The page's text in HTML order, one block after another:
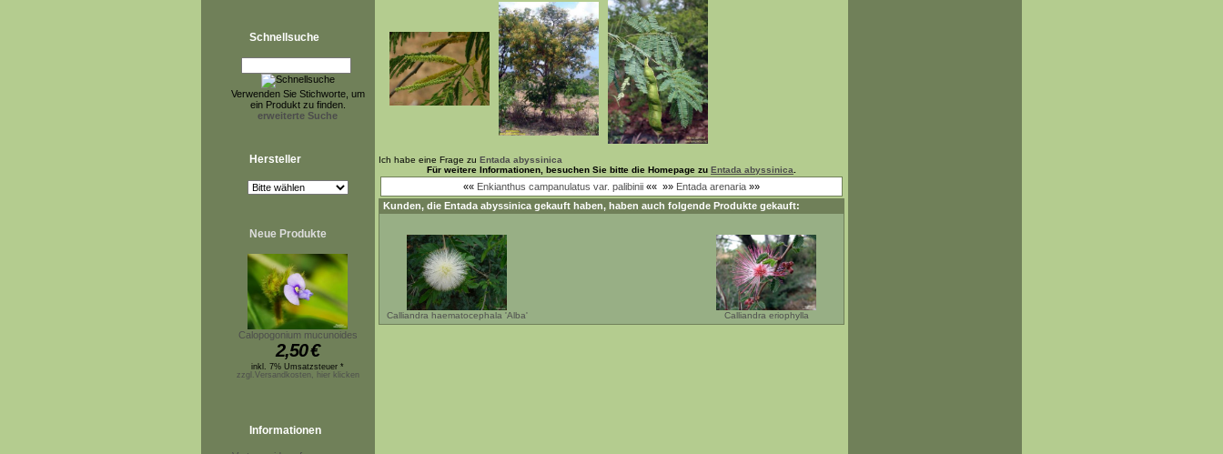
Schnellsuche
Verwenden Sie Stichworte, um
ein Produkt zu finden.
erweiterte Suche
Hersteller
Neue Produkte
Calopogonium mucunoides
2,50€
inkl. 7% Umsatzsteuer *
zzgl.Versandkosten, hier klicken
Informationen
Ich habe eine Frage zu Entada abyssinica
Für weitere Informationen, besuchen Sie bitte die Homepage zu Entada abyssinica
«« Enkianthus campanulatus var. palibinii «« »» Entada arenaria »»
Kunden, die Entada abyssinica gekauft haben, haben auch folgende Produkte gekauft:
Calliandra haematocephala 'Alba' Calliandra eriophylla